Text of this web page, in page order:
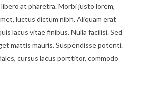
at pharetra. Morbi justo lorem,
luctus dictum nibh. Aliquam erat
lacus vitae finibus. Nulla facilisi. Sed
mattis mauris. Suspendisse potenti.
cursus lacus porttitor, commodo